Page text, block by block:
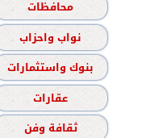
محافظات
نواب واحزاب
بنوك واستثمارات
عقارات
ثقافة وفن